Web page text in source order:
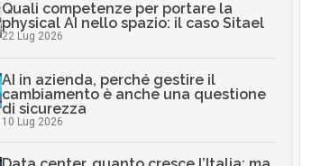
Quali competenze per portare la
physical AI nello spazio: il caso Sitael
22 Lug 2026
AI in azienda, perché gestire il
cambiamento è anche una questione
di sicurezza
10 Lug 2026